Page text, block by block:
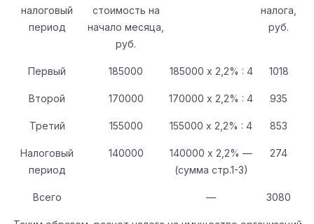
налого­вый
период
стоимость на
начало месяца,
руб.
налога,
руб.
Первый 185000 185000 х 2,2% : 4 1018
Второй 170000 170000 х 2,2% : 4 935
Третий 155000 155000 х 2,2% : 4 853
Налоговый
период
140000
140000 х 2,2% —
(сум­ма стр.1-3)
274
Всего — 3080